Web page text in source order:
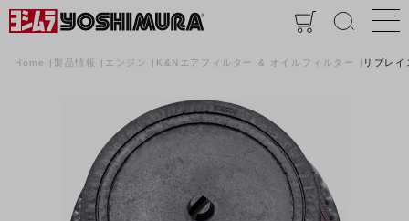
Home 製品情報 エンジン K&Nエアフィルター & オイルフィルター リプレ